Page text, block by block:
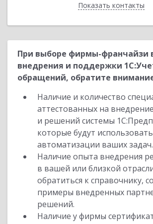
Показать контакты
Назад
При выборе фирмы-франчайзи
внедрения и поддержки
обращений, обратите
Наличие и количество
аттестованных на
и решений системы
которые будут
автоматизации ваших задач.
Наличие опыта внедрения
в вашей или близкой
обратиться к справочнику,
примеры внедренных
решений.
Наличие у фирмы